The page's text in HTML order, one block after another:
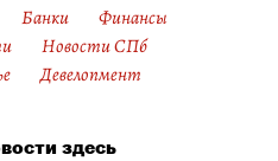
Банки
Финансы
Новости СПб
Девелопмент
здесь